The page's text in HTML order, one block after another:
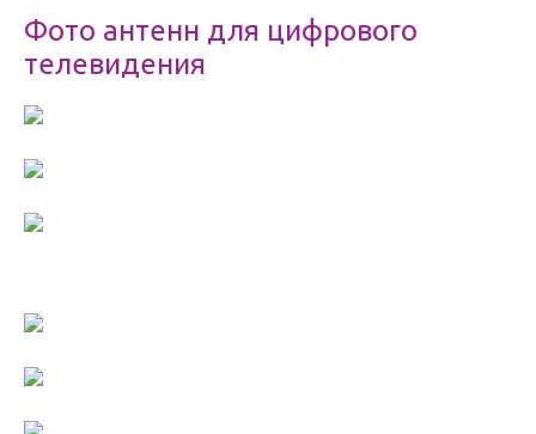
Фото антенн для цифрового
телевидения